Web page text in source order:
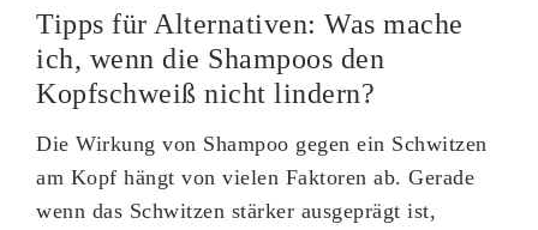
Tipps für Alternativen: Was mache
ich, wenn die Shampoos den
Kopfschweiß nicht lindern?
Die Wirkung von Shampoo gegen ein Schwitzen
am Kopf hängt von vielen Faktoren ab. Gerade
wenn das Schwitzen stärker ausgeprägt ist,